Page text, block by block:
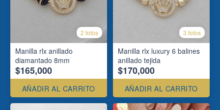
2 fotos
Manilla rlx anillado
diamantado 8mm
$165,000
AÑADIR AL CARRITO
3 fotos
Manilla rlx luxury 6 balines
anillado tejida
$170,000
AÑADIR AL CARRITO